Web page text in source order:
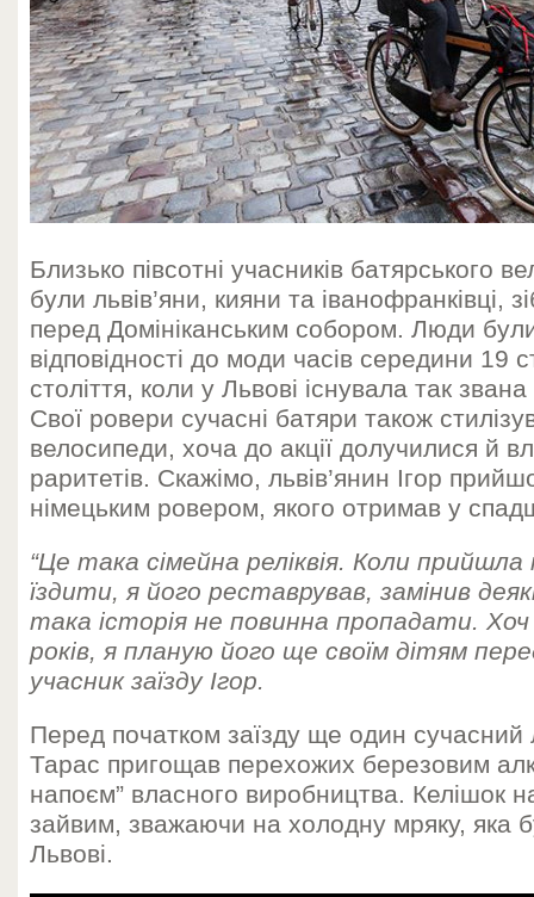
Близько півсотні учасників батярського
були львів’яни, кияни та іванофранківці,
перед Домініканським собором. Люди
відповідності до моди часів середини 19
століття, коли у Львові існувала так
Свої ровери сучасні батяри також
велосипеди, хоча до акції долучилися й
раритетів. Скажімо, львів’янин Ігор
німецьким ровером, якого отримав у
“Це така сімейна реліквія. Коли
їздити, я його реставрував, замінив
така історія не повинна пропадати.
років, я планую його ще своїм дітям
учасник заїзду Ігор.
Перед початком заїзду ще один сучасний
Тарас пригощав перехожих березовим
напоєм” власного виробництва. Келішок
зайвим, зважаючи на холодну мряку, яка
Львові.